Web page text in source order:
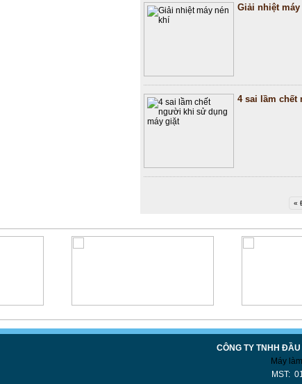
Giải nhiệt
4 sai lầm
«
CÔNG TY TNHH
Máy
MST: